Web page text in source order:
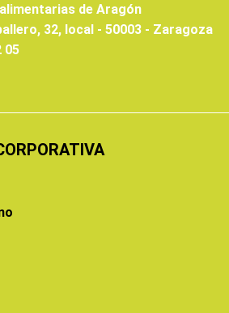
de Aragón
32, local - 50003 - Zaragoza
05